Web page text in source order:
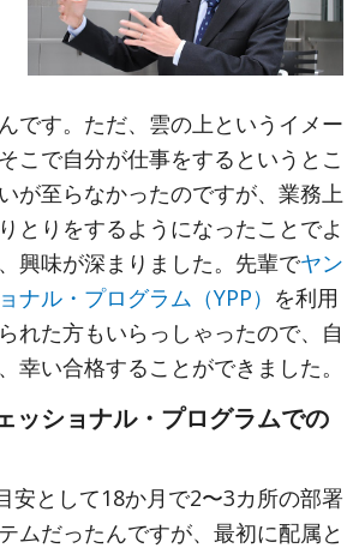
です。ただ、雲の上というイメー
こで自分が仕事をするというとこ
が至らなかったのですが、業務上
とりをするようになったことでよ
興味が深まりました。先輩でヤン
ナル・プログラム（YPP） を利用
れた方もいらっしゃったので、自
幸い合格することができました。
ッショナル・プログラムでの
安として18か月で2〜3カ所の部署
ムだったんですが、最初に配属と